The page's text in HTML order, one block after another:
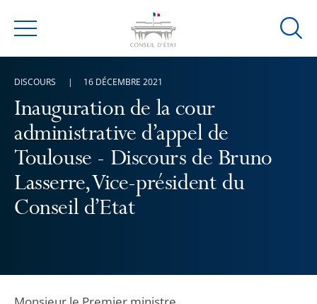
Menu
Ouvrir
Inauguration de la cour
administrative d’appel de
Toulouse - Discours de Bruno
Lasserre, Vice-président du
Conseil d’Etat
DISCOURS 16 DÉCEMBRE 2021